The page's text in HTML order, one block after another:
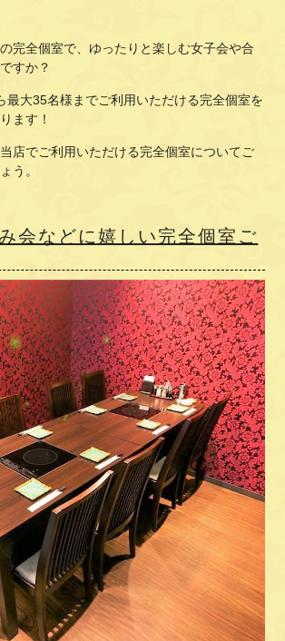
完全個室で、ゆったりと楽しむ女子会や合
すか？
最大35名様までご利用いただける完全個室を
ます！
店でご利用いただける完全個室についてご
う。
会などに嬉しい完全個室ご